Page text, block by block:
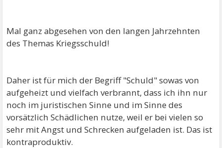
Mal ganz abgesehen von den langen Jahrzehnten
des Themas Kriegsschuld!
Daher ist für mich der Begriff "Schuld" sowas von
aufgeheizt und vielfach verbrannt, dass ich ihn nur
noch im juristischen Sinne und im Sinne des
vorsätzlich Schädlichen nutze, weil er bei vielen so
sehr mit Angst und Schrecken aufgeladen ist. Das ist
kontraproduktiv.